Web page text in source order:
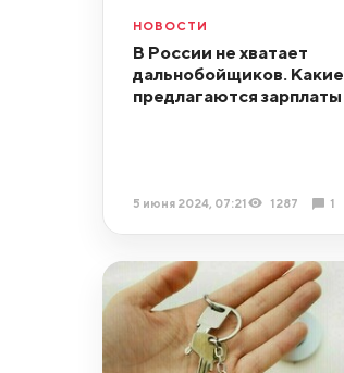
НОВОСТИ
В России не хватает
дальнобойщиков. Какие
предлагаются зарплаты
5 июня 2024, 07:21 1287 1